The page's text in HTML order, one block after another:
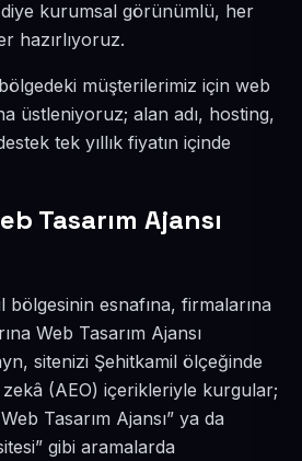
diye kurumsal görünümlü, her
hazırlıyoruz.
müşterilerimiz için web
üstleniyoruz; alan adı, hosting,
tek yıllık fiyatın içinde
Tasarım Ajansı
bölgesinin esnafına, firmalarına
Web Tasarım Ajansı
sitenizi Şehitkamil ölçeğinde
(AEO) içerikleriyle kurgular;
Tasarım Ajansı” ya da
gibi aramalarda